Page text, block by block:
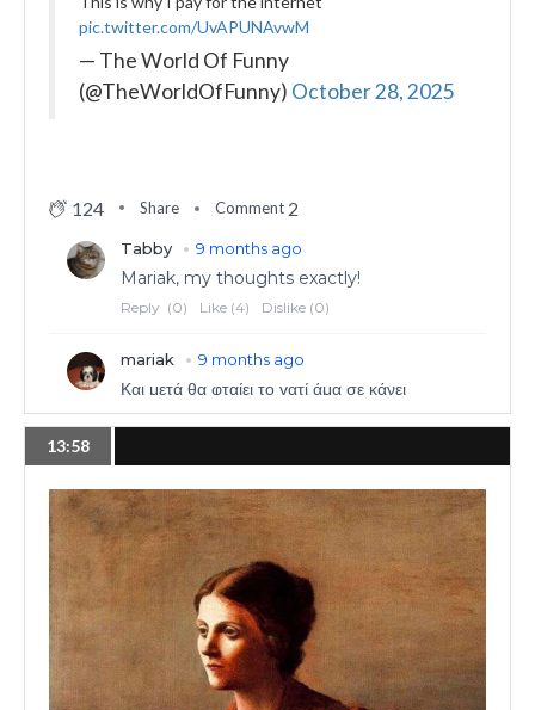
pic.twitter.com/UvAPUNAvwM
— The World Of Funny
(@TheWorldOfFunny) October 28, 2025
124 Share Comment 2
13:58